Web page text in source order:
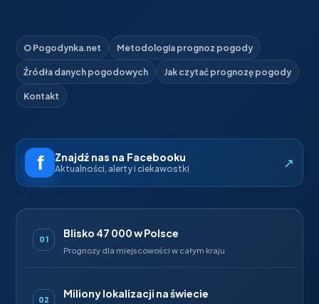
O Pogodynka.net Metodologia prognoz pogody
Źródła danych pogodowych Jak czytać prognozę pogody
Kontakt
Znajdź nas na Facebooku
Aktualności, alerty i ciekawostki ↗
01 Blisko 47 000 w Polsce
Prognozy dla miejscowości w całym kraju
02 Miliony lokalizacji na świecie